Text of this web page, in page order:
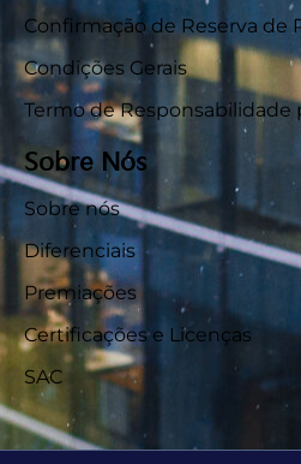
Confirmação de Reserva de
Condições Gerais
Termo de
Sobre Nós
Sobre nós
Diferenciais
Premiações
Certificações e Licenças
SAC